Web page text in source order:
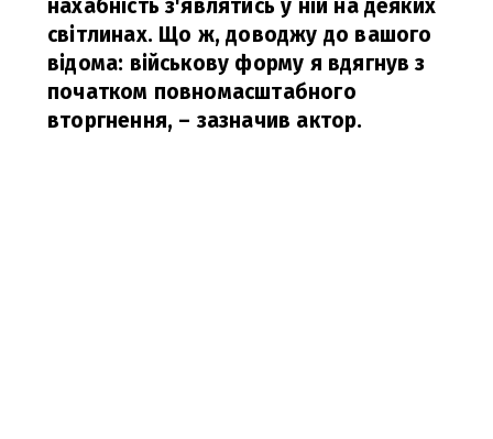
нахабність з'являтись у ній на деяких
світлинах. Що ж, доводжу до вашого
відома: військову форму я вдягнув з
початком повномасштабного
вторгнення, – зазначив актор.